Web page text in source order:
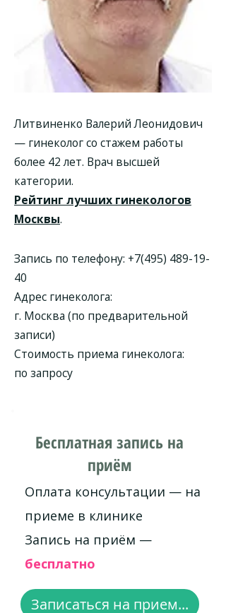
Литвиненко Валерий Леонидович
— гинеколог со стажем работы
более 42 лет. Врач высшей
категории.
Рейтинг лучших гинекологов
Москвы.
Запись по телефону: +7(495) 489-19-
40
Адрес гинеколога:
г. Москва (по предварительной
записи)
Стоимость приема гинеколога:
по запросу
Бесплатная запись на
приём
Оплата консультации — на
приеме в клинике
Запись на приём —
бесплатно
Записаться на прием...